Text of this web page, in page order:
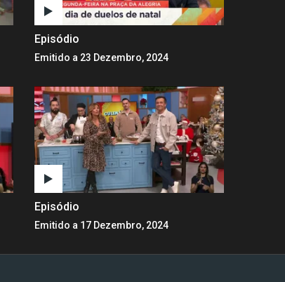
Episódio
Emitido a 23 Dezembro, 2024
Episódio
Emitido a 17 Dezembro, 2024